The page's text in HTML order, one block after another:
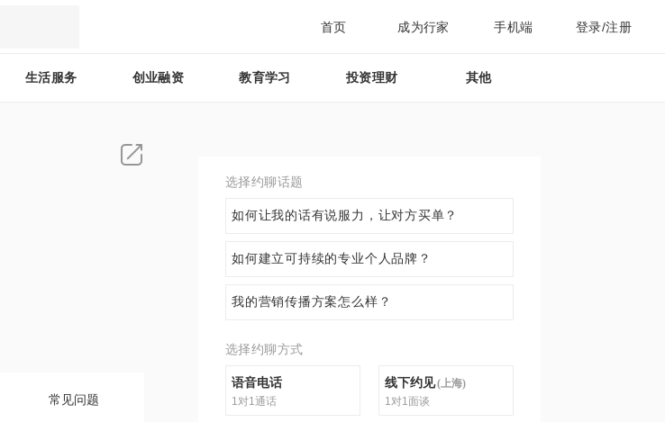
首页 成为行家 手机端 登录/注册
生活服务 创业融资 教育学习 投资理财 其他
常见问题
选择约聊话题
如何让我的话有说服力，让对方买单？
如何建立可持续的专业个人品牌？
我的营销传播方案怎么样？
选择约聊方式
语音电话
1对1通话
线下约见(上海)
1对1面谈